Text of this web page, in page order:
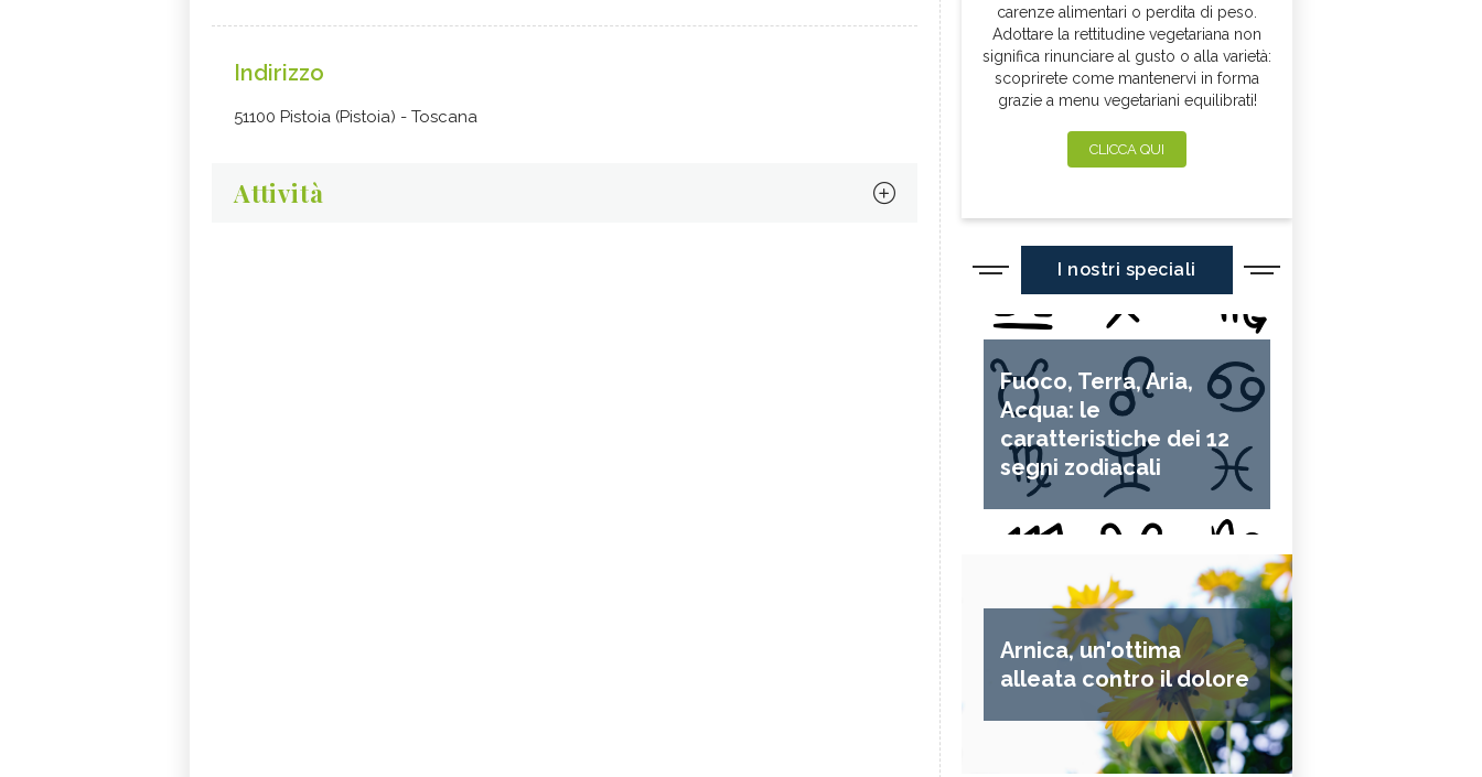
Indirizzo
51100 Pistoia (Pistoia) - Toscana
Attività
carenze alimentari o perdita di peso.
Adottare la rettitudine vegetariana non
significa rinunciare al gusto o alla varietà:
scoprirete come mantenervi in forma
grazie a menu vegetariani equilibrati!
CLICCA QUI
I nostri speciali
Fuoco, Terra, Aria,
Acqua: le
caratteristiche dei 12
segni zodiacali
Arnica, un'ottima
alleata contro il dolore